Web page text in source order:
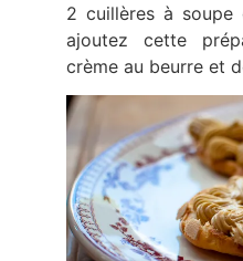
2 cuillères à
ajoutez cette
crème au beurre et